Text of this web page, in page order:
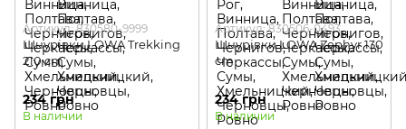
Артикул: 830580-9999
Шнурівки LOWA Trekking
210 cm
234 грн
В наличии
Артикул: 830506-0493
Шнурівки LOWA Zephyr 130
cm
234 грн
В наличии